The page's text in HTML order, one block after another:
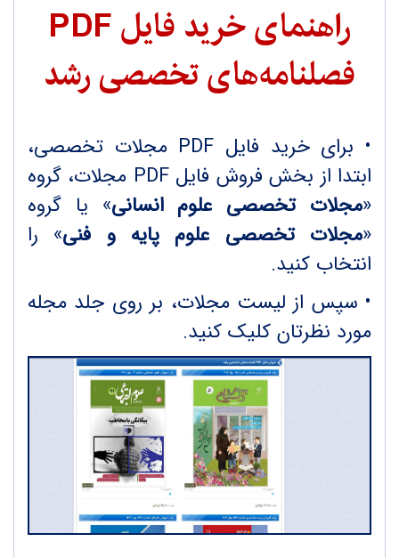
راهنمای خرید فایلPDF
فصلنامه‌های تخصصی رشد
• برای خرید فایل PDF مجلات تخصصی،
ابتدا از بخش فروش فایل PDF مجلات، گروه
«مجلات تخصصی علوم انسانی» یا گروه
«مجلات تخصصی علوم پایه و فنی» را
انتخاب کنید.
• سپس از لیست مجلات، بر روی جلد مجله
مورد نظرتان کلیک کنید.